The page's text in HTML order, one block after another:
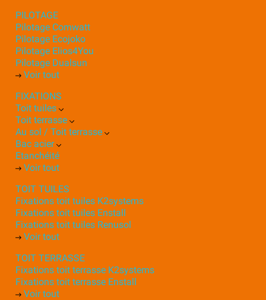
PILOTAGE
Pilotage Comwatt
Pilotage Ecojoko
Pilotage Elios4You
Pilotage Dualsun
Voir tout
FIXATIONS
Toit tuiles
Toit terrasse
Au sol / Toit terrasse
Bac acier
Etanchéité
Voir tout
TOIT TUILES
Fixations toit tuiles K2systems
Fixations toit tuiles Enstall
Fixations toit tuiles Renusol
Voir tout
TOIT TERRASSE
Fixations toit terrasse K2systems
Fixations toit terrasse Enstall
Voir tout